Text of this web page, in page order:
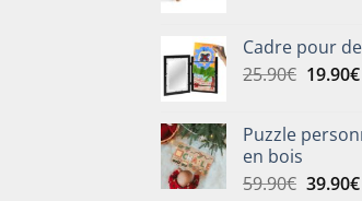
était :
65.00€.
Cadre pour
25.90€ Le
était :
19.90€
Puzzle
en bois
59.90€ Le
39.90€